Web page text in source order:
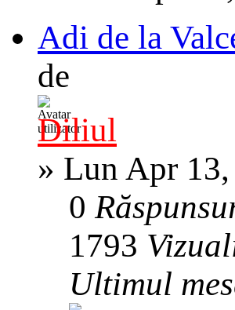
Adi de la
de
Diliul
» Lun Apr
0
1793
Ultimul